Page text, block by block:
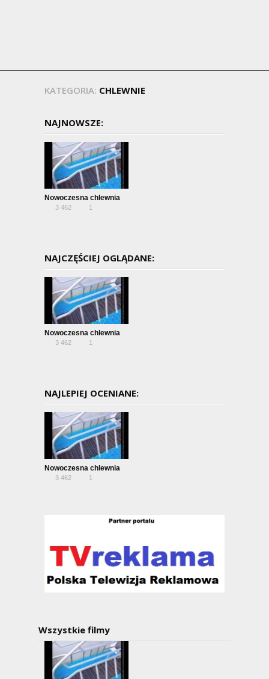
KATEGORIA: CHLEWNIE
NAJNOWSZE:
Nowoczesna chlewnia
3 462 1
NAJCZĘŚCIEJ OGLĄDANE:
Nowoczesna chlewnia
3 462 1
NAJLEPIEJ OCENIANE:
Nowoczesna chlewnia
3 462 1
Wszystkie filmy